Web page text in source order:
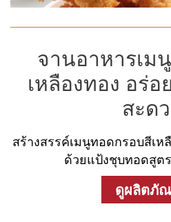
จานอาหารเม
เหลืองทอง อร่
สะด
สร้างสรรค์เมนูทอดกรอบสีเห
ด้วยแป้งชุบทอดสูตร
ดูผลิตภั